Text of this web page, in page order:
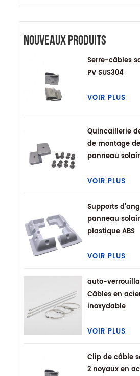
Nouveaux Produits
Serre-câbles
PV SUS304
VOIR PLUS
Quincaillerie
de montage de
panneau
VOIR PLUS
Supports
panneau
plastique ABS
VOIR PLUS
auto-
Câbles en
inoxydable
VOIR PLUS
Clip de câble
2 noyaux en